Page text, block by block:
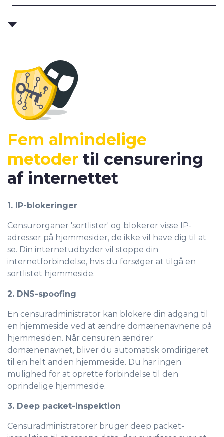
1. IP-blokeringer
Censurorganer 'sortlister' og blokerer visse IP-
adresser på hjemmesider, de ikke vil have dig til at
se. Din internetudbyder vil stoppe din
internetforbindelse, hvis du forsøger at tilgå en
sortlistet hjemmeside.
2. DNS-spoofing
En censuradministrator kan blokere din adgang til
en hjemmeside ved at ændre domænenavnene på
hjemmesiden. Når censuren ændrer
domænenavnet, bliver du automatisk omdirigeret
til en helt anden hjemmeside. Du har ingen
mulighed for at oprette forbindelse til den
oprindelige hjemmeside.
3. Deep packet-inspektion
Censuradministratorer bruger deep packet-
Fem almindelige
metoder til censurering
af internettet